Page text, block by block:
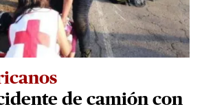
de camión con